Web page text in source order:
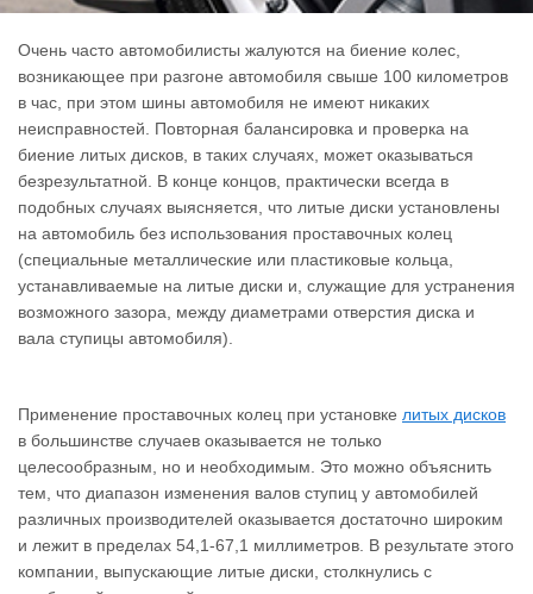
Очень часто автомобилисты жалуются на биение колес,
возникающее при разгоне автомобиля свыше 100 километров
в час, при этом шины автомобиля не имеют никаких
неисправностей. Повторная балансировка и проверка на
биение литых дисков, в таких случаях, может оказываться
безрезультатной. В конце концов, практически всегда в
подобных случаях выясняется, что литые диски установлены
на автомобиль без использования проставочных колец
(специальные металлические или пластиковые кольца,
устанавливаемые на литые диски и, служащие для устранения
возможного зазора, между диаметрами отверстия диска и
вала ступицы автомобиля).
Применение проставочных колец при установке литых дисков
в большинстве случаев оказывается не только
целесообразным, но и необходимым. Это можно объяснить
тем, что диапазон изменения валов ступиц у автомобилей
различных производителей оказывается достаточно широким
и лежит в пределах 54,1-67,1 миллиметров. В результате этого
компании, выпускающие литые диски, столкнулись с